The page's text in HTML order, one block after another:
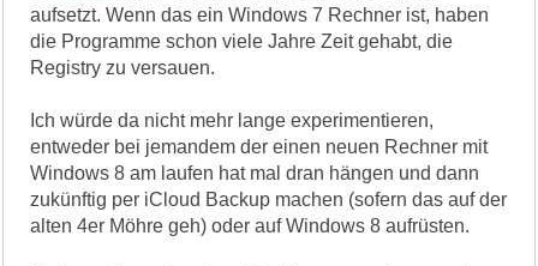
aufsetzt. Wenn das ein Windows 7 Rechner ist, haben
die Programme schon viele Jahre Zeit gehabt, die
Registry zu versauen.
Ich würde da nicht mehr lange experimentieren,
entweder bei jemandem der einen neuen Rechner mit
Windows 8 am laufen hat mal dran hängen und dann
zukünftig per iCloud Backup machen (sofern das auf der
alten 4er Möhre geh) oder auf Windows 8 aufrüsten.